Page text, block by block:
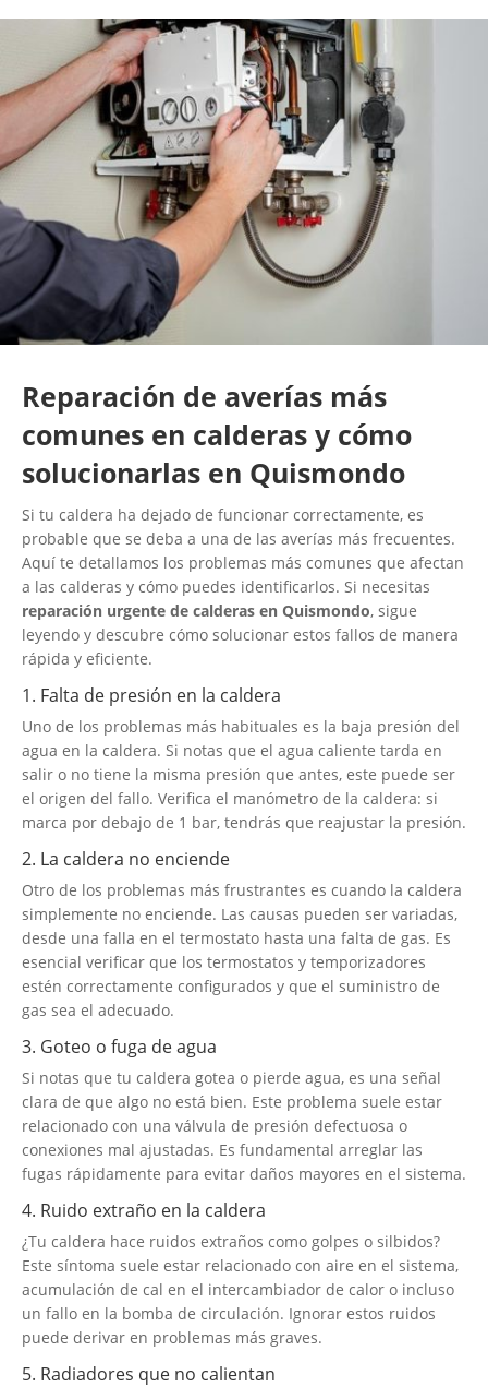
Reparación de averías más
comunes en calderas y cómo
solucionarlas en Quismondo
Si tu caldera ha dejado de funcionar correctamente, es
probable que se deba a una de las averías más frecuentes.
Aquí te detallamos los problemas más comunes que afectan
a las calderas y cómo puedes identificarlos. Si necesitas
reparación urgente de calderas en Quismondo, sigue
leyendo y descubre cómo solucionar estos fallos de manera
rápida y eficiente.
1. Falta de presión en la caldera
Uno de los problemas más habituales es la baja presión del
agua en la caldera. Si notas que el agua caliente tarda en
salir o no tiene la misma presión que antes, este puede ser
el origen del fallo. Verifica el manómetro de la caldera: si
marca por debajo de 1 bar, tendrás que reajustar la presión.
2. La caldera no enciende
Otro de los problemas más frustrantes es cuando la caldera
simplemente no enciende. Las causas pueden ser variadas,
desde una falla en el termostato hasta una falta de gas. Es
esencial verificar que los termostatos y temporizadores
estén correctamente configurados y que el suministro de
gas sea el adecuado.
3. Goteo o fuga de agua
Si notas que tu caldera gotea o pierde agua, es una señal
clara de que algo no está bien. Este problema suele estar
relacionado con una válvula de presión defectuosa o
conexiones mal ajustadas. Es fundamental arreglar las
fugas rápidamente para evitar daños mayores en el sistema.
4. Ruido extraño en la caldera
¿Tu caldera hace ruidos extraños como golpes o silbidos?
Este síntoma suele estar relacionado con aire en el sistema,
acumulación de cal en el intercambiador de calor o incluso
un fallo en la bomba de circulación. Ignorar estos ruidos
puede derivar en problemas más graves.
5. Radiadores que no calientan